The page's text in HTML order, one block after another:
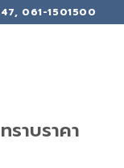
061-1501500
ราบราคา